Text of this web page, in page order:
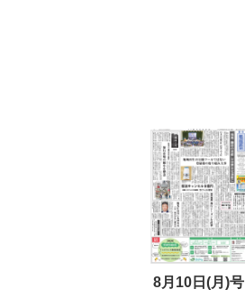
8月10日(月)号